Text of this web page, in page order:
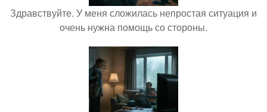
Здравствуйте. У меня сложилась непростая ситуация и
очень нужна помощь со стороны.